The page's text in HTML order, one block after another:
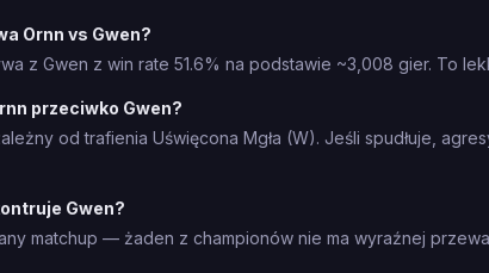
Ornn vs Gwen?
z Gwen z win rate 51.6% na podstawie ~3,008 gier. To
przeciwko Gwen?
od trafienia Uświęcona Mgła (W). Jeśli spudłuje,
Gwen?
matchup — żaden z championów nie ma wyraźnej